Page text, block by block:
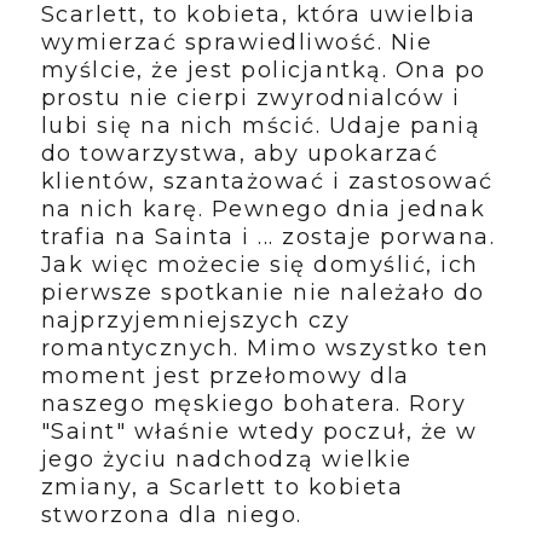
Scarlett, to kobieta, która uwielbia
wymierzać sprawiedliwość. Nie
myślcie, że jest policjantką. Ona po
prostu nie cierpi zwyrodnialców i
lubi się na nich mścić. Udaje panią
do towarzystwa, aby upokarzać
klientów, szantażować i zastosować
na nich karę. Pewnego dnia jednak
trafia na Sainta i ... zostaje porwana.
Jak więc możecie się domyślić, ich
pierwsze spotkanie nie należało do
najprzyjemniejszych czy
romantycznych. Mimo wszystko ten
moment jest przełomowy dla
naszego męskiego bohatera. Rory
"Saint" właśnie wtedy poczuł, że w
jego życiu nadchodzą wielkie
zmiany, a Scarlett to kobieta
stworzona dla niego.